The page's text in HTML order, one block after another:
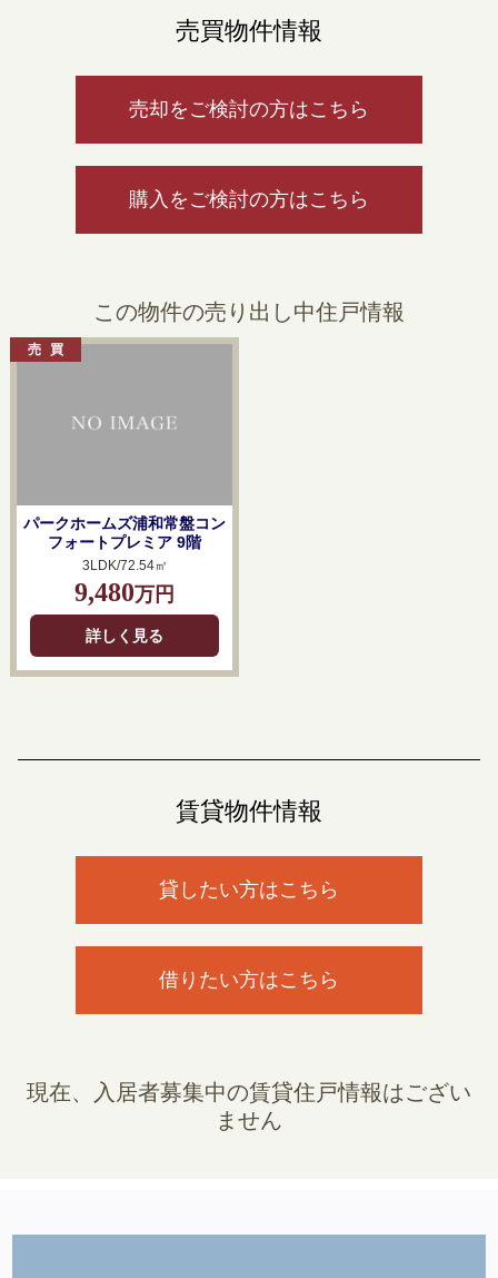
売買物件情報
売却をご検討の方はこちら
購入をご検討の方はこちら
この物件の売り出し中住戸情報
パークホームズ浦和常盤コン
フォートプレミア 9階
3LDK/72.54㎡
9,480万円
詳しく見る
賃貸物件情報
貸したい方はこちら
借りたい方はこちら
現在、入居者募集中の賃貸住戸情報はござい
ません